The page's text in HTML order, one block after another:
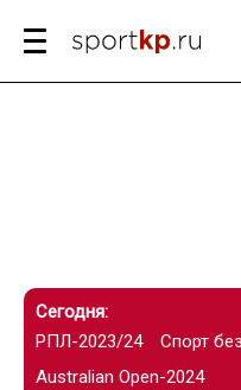
Сегодня:
РПЛ-2023/24
Спорт
Australian Open-2024